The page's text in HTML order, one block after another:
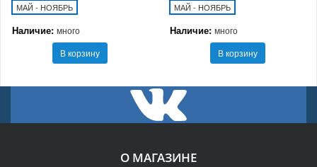
МАЙ - НОЯБРЬ
Наличие: много
В корзину
МАЙ - НОЯБРЬ
Наличие: много
В корзину
О МАГАЗИНЕ